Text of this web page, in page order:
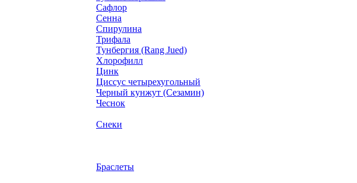
Сафлор
Сенна
Спирулина
Трифала
Тунбергия (Rang Jued)
Хлорофилл
Цинк
Циссус четырехугольный
Черный кунжут (Сезамин)
Чеснок
Снеки
Браслеты